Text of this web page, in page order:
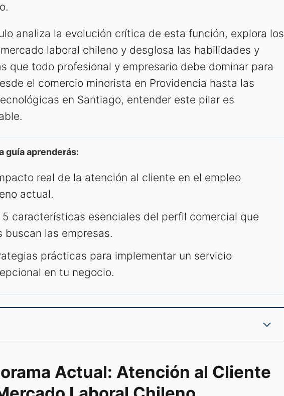
analiza la evolución crítica de esta función, explora los
laboral chileno y desglosa las habilidades y
que todo profesional y empresario debe dominar para
el comercio minorista en Providencia hasta las
en Santiago, entender este pilar es
guía aprenderás:
real de la atención al cliente en el empleo
actual.
5 características esenciales del perfil comercial que
buscan las empresas.
prácticas para implementar un servicio
en tu negocio.
Actual: Atención al Cliente